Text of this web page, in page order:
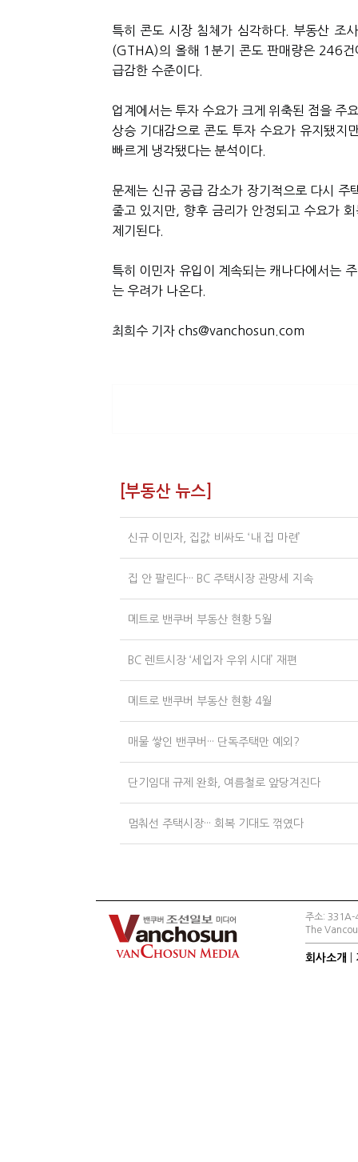
특히 콘도 시장 침체가 심각하다. 부동산 조
(GTHA)의 올해 1분기 콘도 판매량은 246
급감한 수준이다.
업계에서는 투자 수요가 크게 위축된 점을 주
상승 기대감으로 콘도 투자 수요가 유지됐지
빠르게 냉각됐다는 분석이다.
문제는 신규 공급 감소가 장기적으로 다시
줄고 있지만, 향후 금리가 안정되고 수요가
제기된다.
특히 이민자 유입이 계속되는 캐나다에서는
는 우려가 나온다.
최희수 기자 chs@vanchosun.com
[부동산 뉴스]
신규 이민자, 집값 비싸도 ‘내 집 마련’
집 안 팔린다··· BC 주택시장 관망세 지속
메트로 밴쿠버 부동산 현황 5월
BC 렌트시장 ‘세입자 우위 시대’ 재편
메트로 밴쿠버 부동산 현황 4월
매물 쌓인 밴쿠버··· 단독주택만 예외?
단기임대 규제 완화, 여름철로 앞당겨진다
멈춰선 주택시장··· 회복 기대도 꺾였다
주소:
The
회사소개